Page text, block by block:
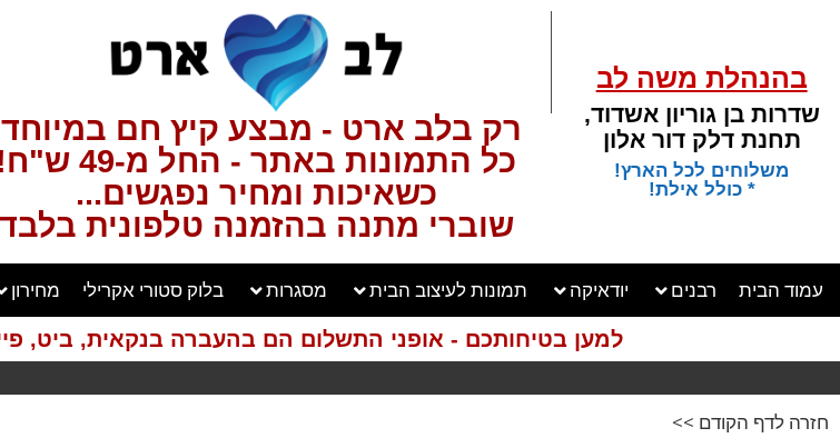
בהנהלת משה לב
שדרות בן גוריון אשדוד,
תחנת דלק דור אלון
משלוחים לכל הארץ!
* כולל אילת!
רק בלב ארט - מבצע קיץ חם
כל התמונות באתר - החל מ-49 ש"ח!
כשאיכות ומחיר נפגשים...
שוברי מתנה בהזמנה טלפונית בלבד
עמוד הבית רבנים יודאיקה תמונות לעיצוב הבית מסגרות בלוק סטורי אקרילי מחירון
למען בטיחותכם - אופני התשלום הם בהעברה בנקאית, ביט,
חזרה לדף הקודם >>